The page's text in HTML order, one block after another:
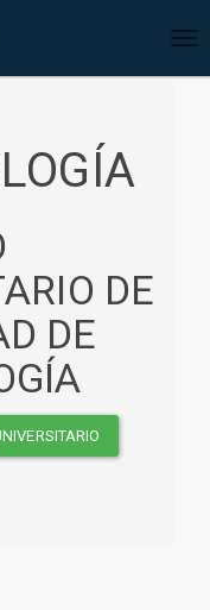
DE
DE